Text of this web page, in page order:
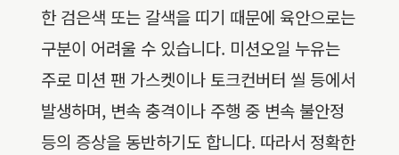
한 검은색 또는 갈색을 띠기 때문에 육안으로는
구분이 어려울 수 있습니다. 미션오일 누유는
주로 미션 팬 가스켓이나 토크컨버터 씰 등에서
발생하며, 변속 충격이나 주행 중 변속 불안정
등의 증상을 동반하기도 합니다. 따라서 정확한